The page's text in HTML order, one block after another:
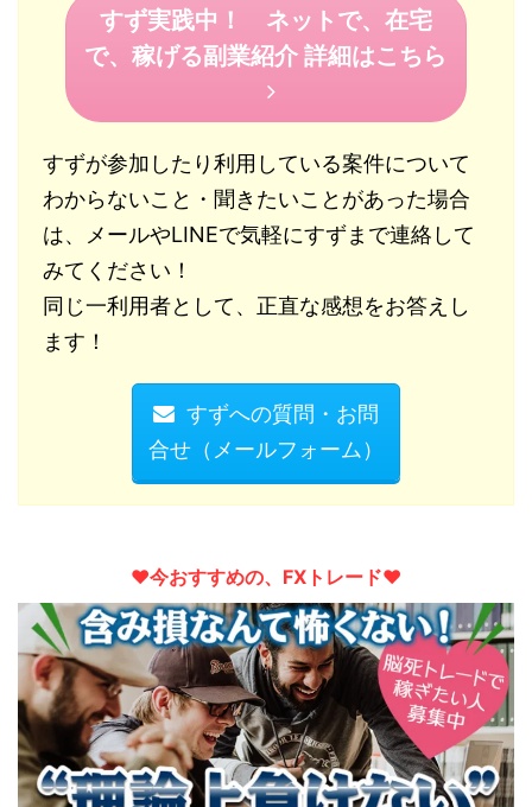
すず実践中！ ネットで、在宅
で、稼げる副業紹介 詳細はこちら
すずが参加したり利用している案件について
わからないこと・聞きたいことがあった場合
は、メールやLINEで気軽にすずまで連絡して
みてください！
同じ一利用者として、正直な感想をお答えし
ます！
すずへの質問・お問
合せ（メールフォーム）
♥︎今おすすめの、FXトレード♥︎